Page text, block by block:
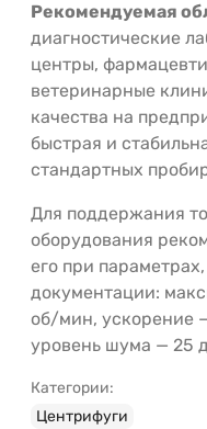
Рекомендуемая
диагностические
центры,
ветеринарные
качества на
быстрая и
стандартных
Для поддержания
оборудования
его при
документации:
об/мин, ускорение
уровень шума — 25
Категории:
Центрифуги